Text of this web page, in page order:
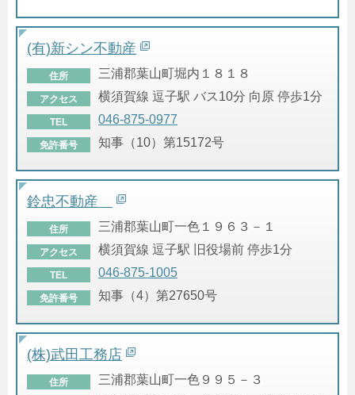
(有)新シン不動産
住所 三浦郡葉山町堀内１８１８
アクセス 横須賀線 逗子駅 バス10分 向原 停歩1分
TEL 046-875-0977
免許番号 知事（10）第15172号
鈴忠不動産
住所 三浦郡葉山町一色１９６３－１
アクセス 横須賀線 逗子駅 旧役場前 停歩1分
TEL 046-875-1005
免許番号 知事（4）第27650号
(株)武田工務店
住所 三浦郡葉山町一色９９５－３